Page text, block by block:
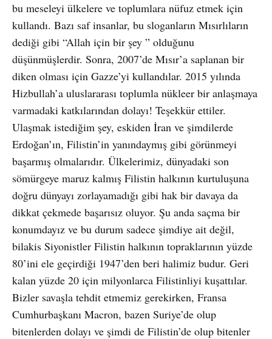
bu meseleyi ülkelere ve toplumlara nüfuz etmek için
kullandı. Bazı saf insanlar, bu sloganların Mısırlıların
dediği gibi “Allah için bir şey ” olduğunu
düşünmüşlerdir. Sonra, 2007’de Mısır’a saplanan bir
diken olması için Gazze’yi kullandılar. 2015 yılında
Hizbullah’a uluslararası toplumla nükleer bir anlaşmaya
varmadaki katkılarından dolayı! Teşekkür ettiler.
Ulaşmak istediğim şey, eskiden İran ve şimdilerde
Erdoğan’ın, Filistin’in yanındaymış gibi görünmeyi
başarmış olmalarıdır. Ülkelerimiz, dünyadaki son
sömürgeye maruz kalmış Filistin halkının kurtuluşuna
doğru dünyayı zorlayamadığı gibi hak bir davaya da
dikkat çekmede başarısız oluyor. Şu anda saçma bir
konumdayız ve bu durum sadece şimdiye ait değil,
bilakis Siyonistler Filistin halkının topraklarının yüzde
80’ini ele geçirdiği 1947’den beri halimiz budur. Geri
kalan yüzde 20 için milyonlarca Filistinliyi kuşattılar.
Bizler savaşla tehdit etmemiz gerekirken, Fransa
Cumhurbaşkanı Macron, bazen Suriye’de olup
bitenlerden dolayı ve şimdi de Filistin’de olup bitenler